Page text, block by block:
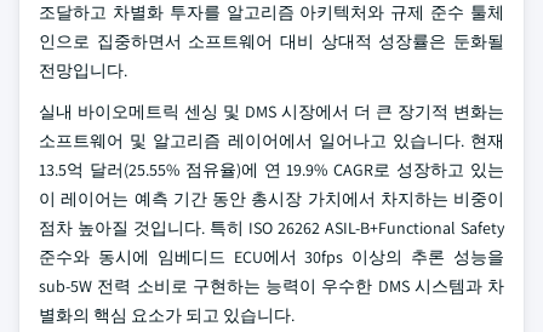
조달하고 차별화 투자를 알고리즘 아키텍처와 규제 준수 툴체
인으로 집중하면서 소프트웨어 대비 상대적 성장률은 둔화될
전망입니다.
실내 바이오메트릭 센싱 및 DMS 시장에서 더 큰 장기적 변화는
소프트웨어 및 알고리즘 레이어에서 일어나고 있습니다. 현재
13.5억 달러(25.55% 점유율)에 연 19.9% CAGR로 성장하고 있는
이 레이어는 예측 기간 동안 총시장 가치에서 차지하는 비중이
점차 높아질 것입니다. 특히 ISO 26262 ASIL-B+Functional Safety
준수와 동시에 임베디드 ECU에서 30fps 이상의 추론 성능을
sub-5W 전력 소비로 구현하는 능력이 우수한 DMS 시스템과 차
별화의 핵심 요소가 되고 있습니다.